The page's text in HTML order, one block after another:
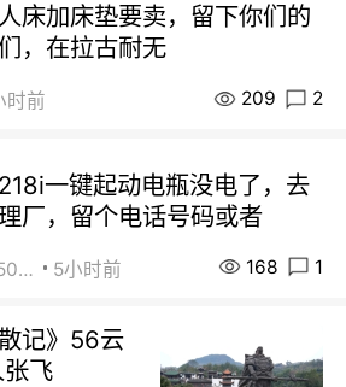
床加床垫要卖，留下你们的
，在拉古耐无
时前 209 2
一键起动电瓶没电了，去
厂，留个电话号码或者
街友64250024 5小时前 168 1
记》56云
飞